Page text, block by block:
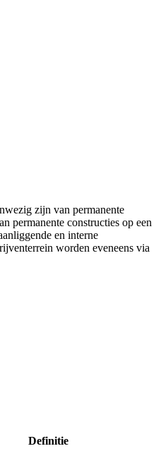
zijn van permanente
permanente constructies op een
en interne
worden eveneens via
Definitie